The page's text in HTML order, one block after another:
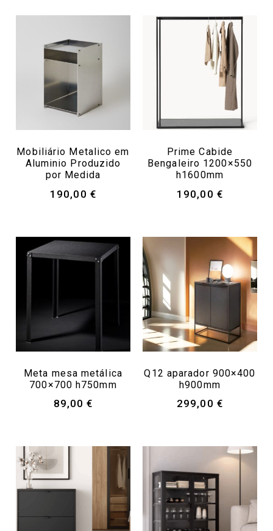
Mobiliário Metalico em
Aluminio Produzido
por Medida
190,00 €
Prime Cabide
Bengaleiro 1200×550
h1600mm
190,00 €
Meta mesa metálica
700×700 h750mm
89,00€
Q12 aparador 900×400
h900mm
299,00 €